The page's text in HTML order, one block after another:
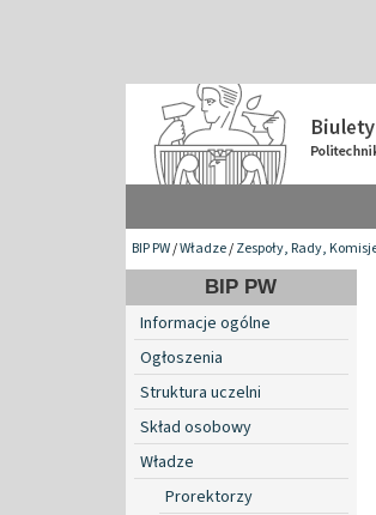
BIP PW/Władze/Zespoły, Rady,
BIP PW
Informacje ogólne
Ogłoszenia
Struktura uczelni
Skład osobowy
Władze
Prorektorzy